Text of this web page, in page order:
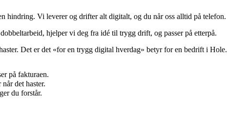
hindring. Vi leverer og drifter alt digitalt, og du når oss alltid på telefon.
hjelper vi deg fra idé til trygg drift, og passer på etterpå.
Det er det «for en trygg digital hverdag» betyr for en bedrift i Hole.
på fakturaen.
det haster.
du forstår.